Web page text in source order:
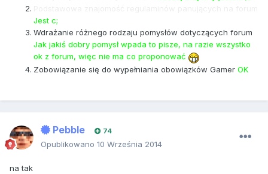
Jest c;
Wdrażanie różnego rodzaju pomysłów dotyczących forum
Jak jakiś dobry pomysł wpada to pisze, na razie wszystko
ok z forum, więc nie ma co proponować
Zobowiązanie się do wypełniania obowiązków Gamer OK
Pebble 74
Opublikowano 10 Września 2014
na tak